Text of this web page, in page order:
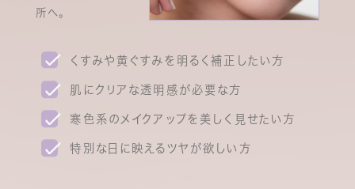
所へ。
くすみや黄ぐすみを明るく補正したい方
肌にクリアな透明感が必要な方
寒色系のメイクアップを美しく見せたい方
特別な日に映えるツヤが欲しい方